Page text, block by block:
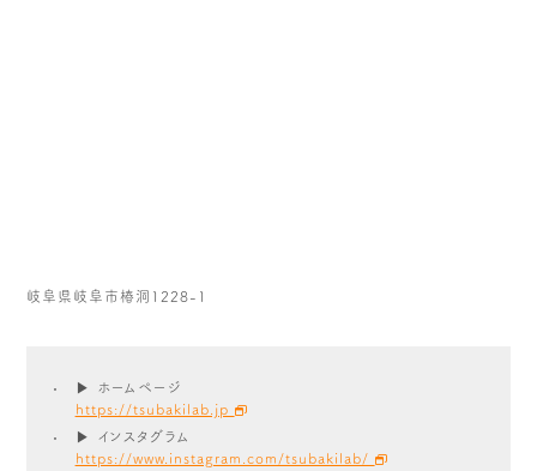
岐阜県岐阜市椿洞1228-1
▶ ホームページ
https://tsubakilab.jp
▶ インスタグラム
https://www.instagram.com/tsubakilab/